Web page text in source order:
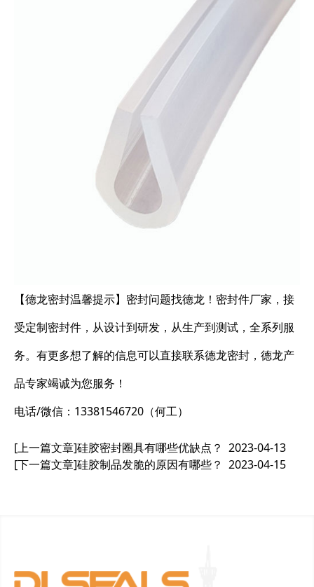
【德龙密封温馨提示】密封问题找德龙！密封件厂家，接
受定制密封件，从设计到研发，从生产到测试，全系列服
务。有更多想了解的信息可以直接联系德龙密封，德龙产
品专家竭诚为您服务！
电话/微信：13381546720（何工）
[上一篇文章]硅胶密封圈具有哪些优缺点？ 2023-04-13
[下一篇文章]硅胶制品发脆的原因有哪些？ 2023-04-15